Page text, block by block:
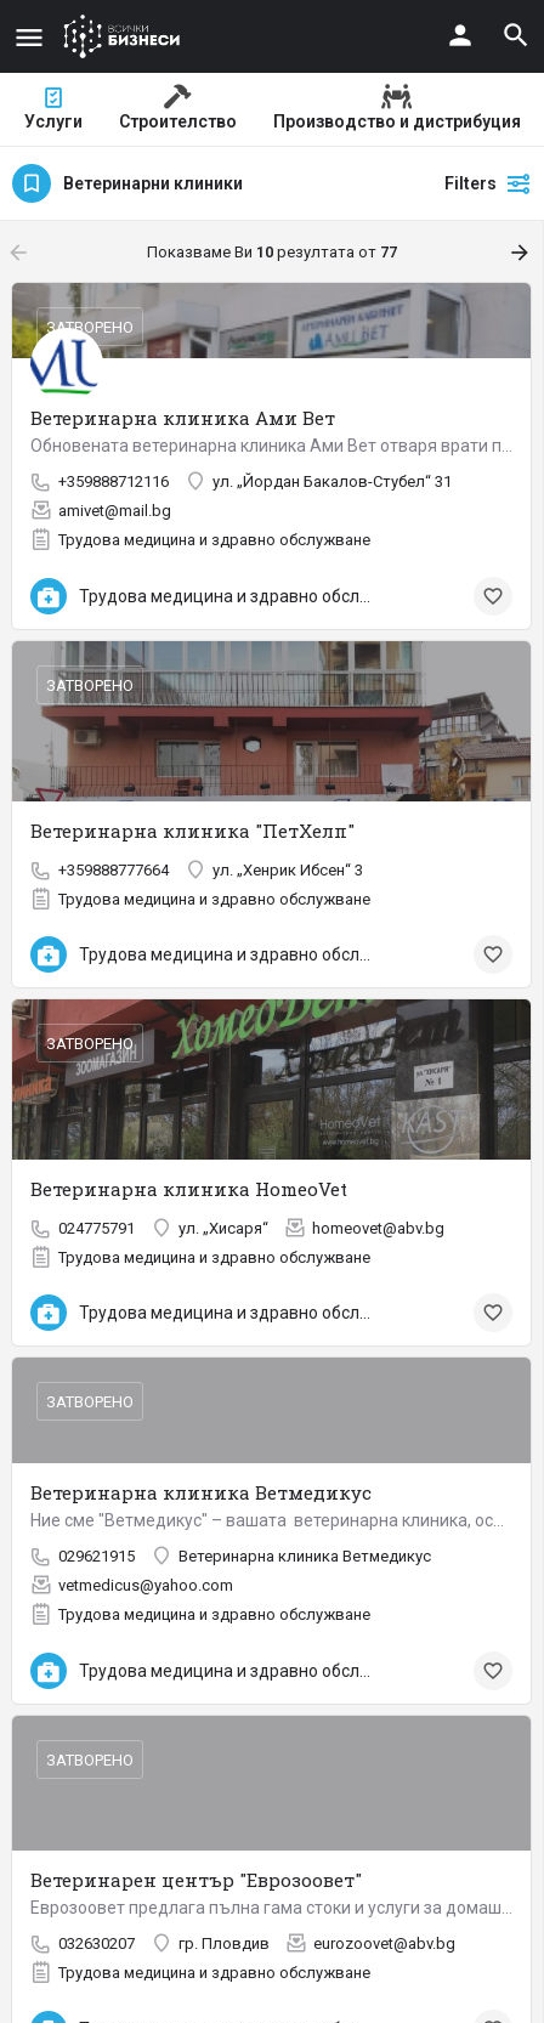
Услуги Строителство Производство и дистрибуция
Ветеринарни клиники Filters
arrow_backward Показваме Ви 10резултата от 77 arrow_forward
Ветеринарна клиника Ами Вет
+359888712116
ул. „Йордан Бакалов-Стубел“ 31
amivet@mail.bg
Трудова медицина и здравно обслужване
ЗАТВОРЕНО
Ветеринарна клиника "ПетХелп"
+359888777664
ул. „Хенрик Ибсен“ 3
Трудова медицина и здравно обслужване
ЗАТВОРЕНО
Ветеринарна клиника HomeoVet
024775791 ул. „Хисаря“
homeovet@abv.bg
Трудова медицина и здравно обслужване
ЗАТВОРЕНО
Ветеринарна клиника Ветмедикус
029621915
Ветеринарна клиника Ветмедикус
vetmedicus@yahoo.com
Трудова медицина и здравно обслужване
ЗАТВОРЕНО
Ветеринарен център "Еврозоовет"
032630207 гр. Пловдив
eurozoovet@abv.bg
Трудова медицина и здравно обслужване
ЗАТВОРЕНО